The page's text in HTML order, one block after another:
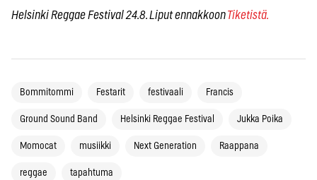
Helsinki Reggae Festival 24.8. Liput ennakkoonTiketistä.
Bommitommi Festarit festivaali Francis
Ground Sound Band Helsinki Reggae Festival Jukka Poika
Momocat musiikki Next Generation Raappana
reggae tapahtuma